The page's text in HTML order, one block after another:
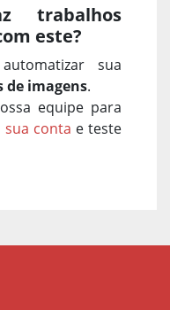
trabalhos
este?
sua
de imagens.
equipe para
sua conta e teste